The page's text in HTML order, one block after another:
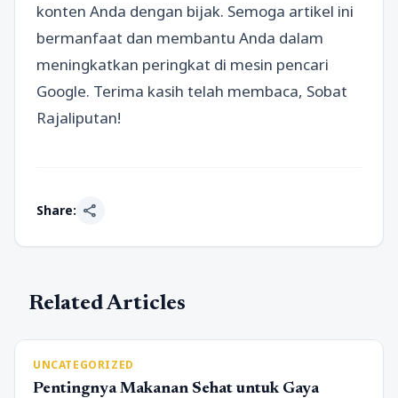
konten Anda dengan bijak. Semoga artikel ini
bermanfaat dan membantu Anda dalam
meningkatkan peringkat di mesin pencari
Google. Terima kasih telah membaca, Sobat
Rajaliputan!
Share: share
Related Articles
UNCATEGORIZED
Pentingnya Makanan Sehat untuk Gaya